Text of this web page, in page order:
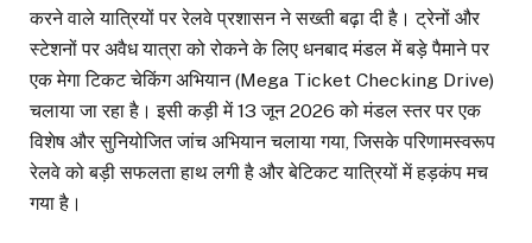
करने वाले यात्रियों पर रेलवे प्रशासन ने सख्ती बढ़ा दी है। ट्रेनों और
स्टेशनों पर अवैध यात्रा को रोकने के लिए धनबाद मंडल में बड़े पैमाने पर
एक मेगा टिकट चेकिंग अभियान (Mega Ticket Checking Drive)
चलाया जा रहा है। इसी कड़ी में 13 जून 2026 को मंडल स्तर पर एक
विशेष और सुनियोजित जांच अभियान चलाया गया, जिसके परिणामस्वरूप
रेलवे को बड़ी सफलता हाथ लगी है और बेटिकट यात्रियों में हड़कंप मच
गया है।